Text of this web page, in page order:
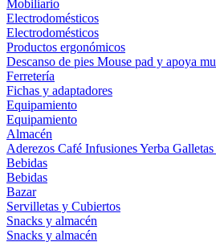
Mobiliario
Electrodomésticos
Electrodomésticos
Productos ergonómicos
Descanso de pies Mouse pad y apoya
Ferretería
Fichas y adaptadores
Equipamiento
Equipamiento
Almacén
Aderezos Café InfusionesYerba Galletas
Bebidas
Bebidas
Bazar
Servilletas y Cubiertos
Snacks y almacén
Snacks y almacén